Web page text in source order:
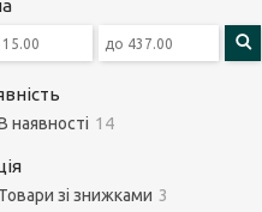
наявності 14
Товари зі знижками 3